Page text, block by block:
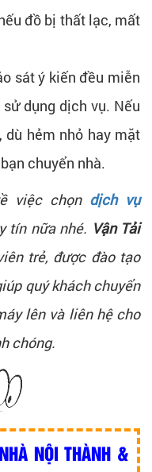
đồ bị thất lạc, mất
sát ý kiến đều miễn
dụng dịch vụ. Nếu
dù hẻm nhỏ hay mặt
chuyển nhà.
việc chọn dịch vụ
tín nữa nhé. Vận Tải
trẻ, được đào tạo
quý khách chuyển
lên và liên hệ cho
chóng.
NỘI THÀNH &